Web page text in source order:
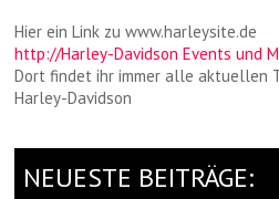
Hier ein Link zu www.harleysite.de
http://Harley-Davidson Events und
Dort findet ihr immer alle aktuellen
Harley-Davidson
NEUESTE BEITRÄGE: